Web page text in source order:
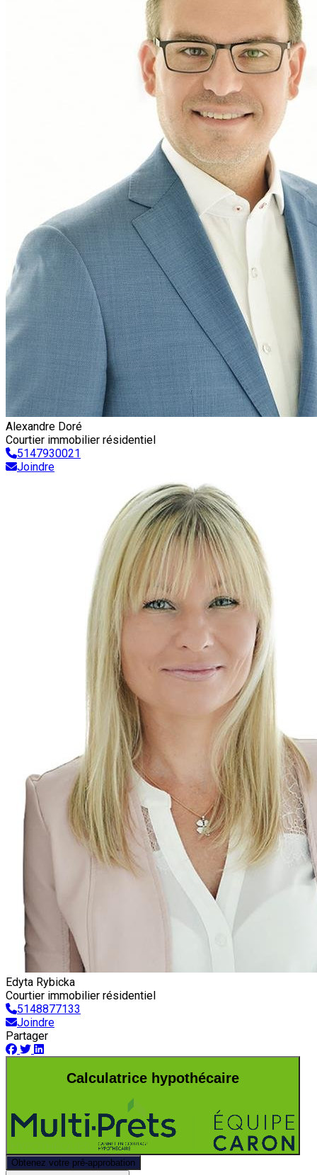
Alexandre Doré
Courtier immobilier résidentiel
5147930021
Joindre
Edyta Rybicka
Courtier immobilier résidentiel
5148877133
Joindre
Partager
Calculatrice hypothécaire
Obtenez votre pré-approbation